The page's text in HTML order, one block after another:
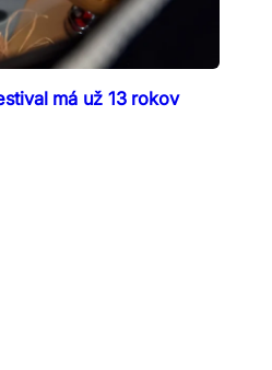
má už 13 rokov